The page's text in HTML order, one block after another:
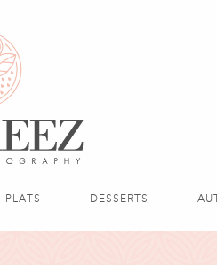
PLATS DESSERTS